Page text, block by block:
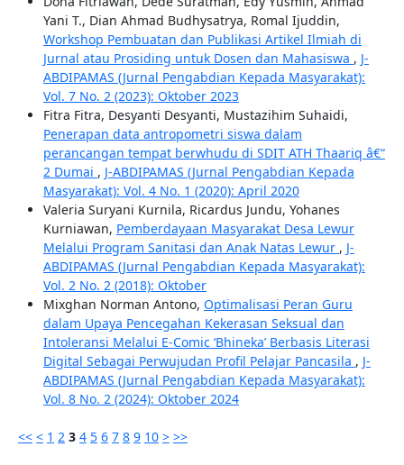
Yani T., Dian Ahmad Budhysatrya, Romal Ijuddin,
Workshop Pembuatan dan Publikasi Artikel Ilmiah di
Jurnal atau Prosiding untuk Dosen dan Mahasiswa , J-
ABDIPAMAS (Jurnal Pengabdian Kepada Masyarakat):
Vol. 7 No. 2 (2023): Oktober 2023
Fitra Fitra, Desyanti Desyanti, Mustazihim Suhaidi,
Penerapan data antropometri siswa dalam
perancangan tempat berwhudu di SDIT ATH Thaariq â€“
2 Dumai , J-ABDIPAMAS (Jurnal Pengabdian Kepada
Masyarakat): Vol. 4 No. 1 (2020): April 2020
Valeria Suryani Kurnila, Ricardus Jundu, Yohanes
Kurniawan, Pemberdayaan Masyarakat Desa Lewur
Melalui Program Sanitasi dan Anak Natas Lewur , J-
ABDIPAMAS (Jurnal Pengabdian Kepada Masyarakat):
Vol. 2 No. 2 (2018): Oktober
Mixghan Norman Antono, Optimalisasi Peran Guru
dalam Upaya Pencegahan Kekerasan Seksual dan
Intoleransi Melalui E-Comic ‘Bhineka’ Berbasis Literasi
Digital Sebagai Perwujudan Profil Pelajar Pancasila , J-
ABDIPAMAS (Jurnal Pengabdian Kepada Masyarakat):
Vol. 8 No. 2 (2024): Oktober 2024
<< < 1 2 3 4 5 6 7 8 9 10 > >>